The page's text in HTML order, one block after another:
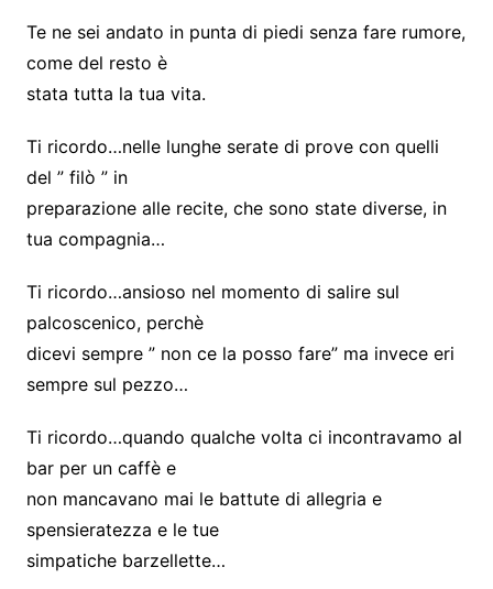
Te ne sei andato in punta di piedi senza fare rumore,
come del resto è
stata tutta la tua vita.
Ti ricordo…nelle lunghe serate di prove con quelli
del ” filò ” in
preparazione alle recite, che sono state diverse, in
tua compagnia…
Ti ricordo…ansioso nel momento di salire sul
palcoscenico, perchè
dicevi sempre ” non ce la posso fare” ma invece eri
sempre sul pezzo…
Ti ricordo…quando qualche volta ci incontravamo al
bar per un caffè e
non mancavano mai le battute di allegria e
spensieratezza e le tue
simpatiche barzellette…